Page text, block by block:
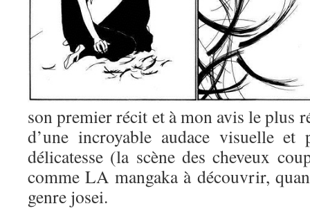
son premier récit et à mon avis le plus
d’une incroyable audace visuelle et
délicatesse (la scène des cheveux
comme LA mangaka à découvrir,
genre josei.